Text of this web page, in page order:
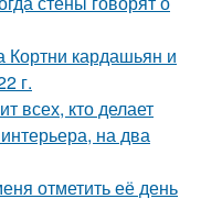
Кортни кардашьян и
г.
всех, кто делает
на два
отметить её день